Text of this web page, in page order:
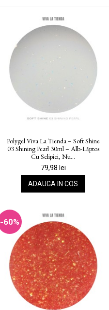
Polygel Viva La Tienda – Soft Shine
03 Shining Pearl 30ml – Alb-Lăptos
Cu Sclipici, Nu...
79,98 lei
ADAUGA IN COS
-60%